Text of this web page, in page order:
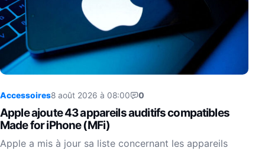
Accessoires8 août 2026 à 08:00 0
Apple ajoute 43 appareils auditifs compatibles
Made for iPhone (MFi)
Apple a mis à jour sa liste concernant les appareils